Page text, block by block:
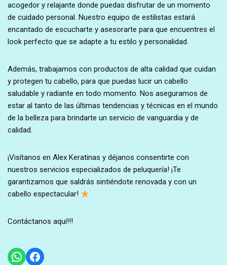
acogedor y relajante donde puedas disfrutar de un momento
de cuidado personal. Nuestro equipo de estilistas estará
encantado de escucharte y asesorarte para que encuentres el
look perfecto que se adapte a tu estilo y personalidad.
Además, trabajamos con productos de alta calidad que cuidan
y protegen tu cabello, para que puedas lucir un cabello
saludable y radiante en todo momento. Nos aseguramos de
estar al tanto de las últimas tendencias y técnicas en el mundo
de la belleza para brindarte un servicio de vanguardia y de
calidad.
¡Visítanos en Alex Keratinas y déjanos consentirte con
nuestros servicios especializados de peluquería! ¡Te
garantizamos que saldrás sintiéndote renovada y con un
cabello espectacular!
Contáctanos aquí!!!